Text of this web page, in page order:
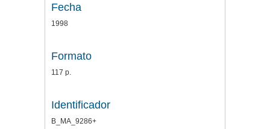
Fecha
1998
Formato
117 p.
Identificador
B_MA_9286+